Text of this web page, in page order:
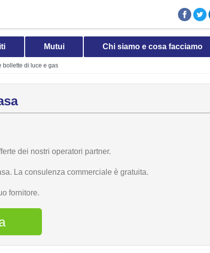
Mutui Chi siamo e cosa facciamo
bollette di luce e gas
dei nostri operatori partner.
La consulenza commerciale è gratuita.
fornitore.